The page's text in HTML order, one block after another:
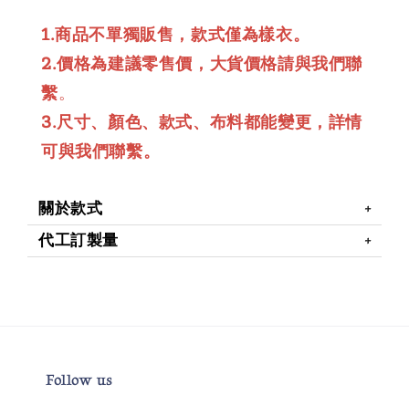
1.商品不單獨販售，款式僅為樣衣。
2.價格為建議零售價，大貨價格請與我們聯
繫。
3.尺寸、顏色、款式、布料都能變更，詳情
可與我們聯繫。
關於款式
代工訂製量
Follow us